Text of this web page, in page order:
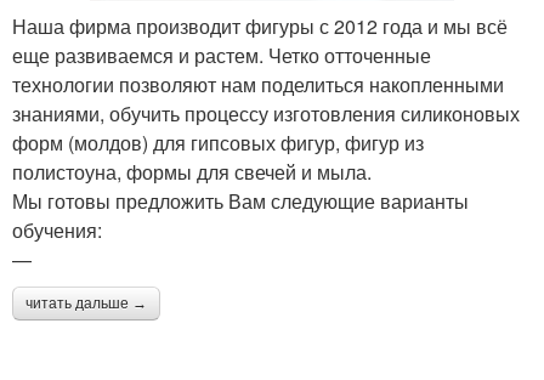
Наша фирма производит фигуры с 2012 года и мы всё
еще развиваемся и растем. Четко отточенные
технологии позволяют нам поделиться накопленными
знаниями, обучить процессу изготовления силиконовых
форм (молдов) для гипсовых фигур, фигур из
полистоуна, формы для свечей и мыла.
Мы готовы предложить Вам следующие варианты
обучения:
—
читать дальше →